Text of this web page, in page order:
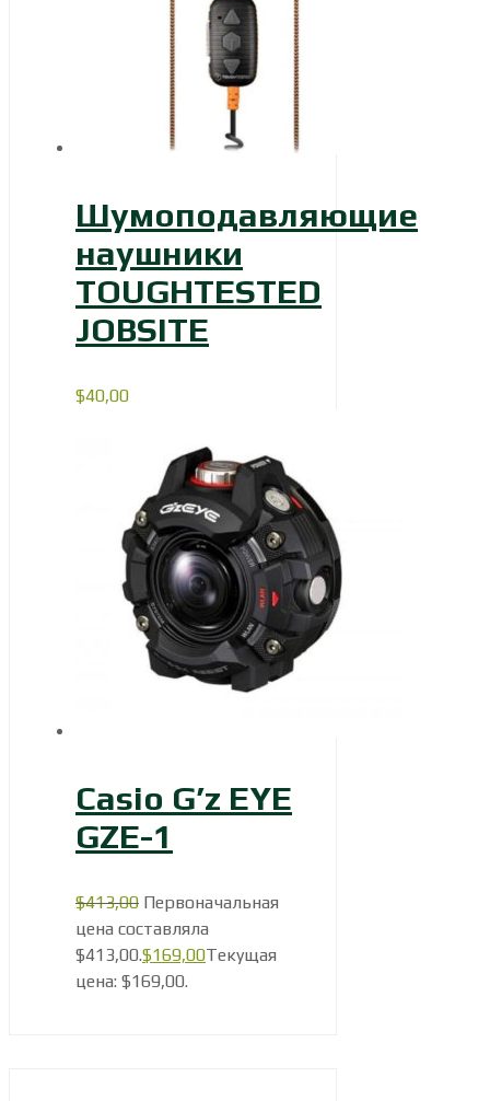
Шумоподавляющие
наушники
TOUGHTESTED
JOBSITE
$40,00
Casio G’z EYE
GZE-1
$413,00 Первоначальная
цена составляла
$413,00.$169,00Текущая
цена: $169,00.